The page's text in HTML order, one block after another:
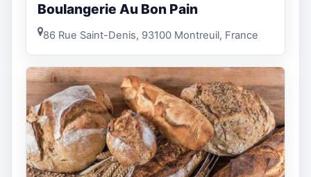
Boulangerie Au Bon Pain
86 Rue Saint-Denis, 93100 Montreuil, France